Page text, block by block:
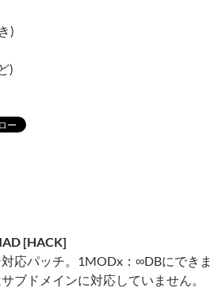
)
)
[HACK]
応パッチ。1MODx：∞DBにできま
ブドメインに対応していません。